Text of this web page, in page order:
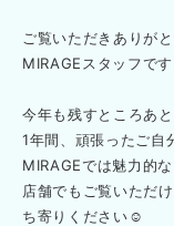
ご覧いただきありが
MIRAGEスタッフです
今年も残すところあ
1年間、頑張ったご自
MIRAGEでは魅力的
店舗でもご覧いただ
ち寄りください☺︎